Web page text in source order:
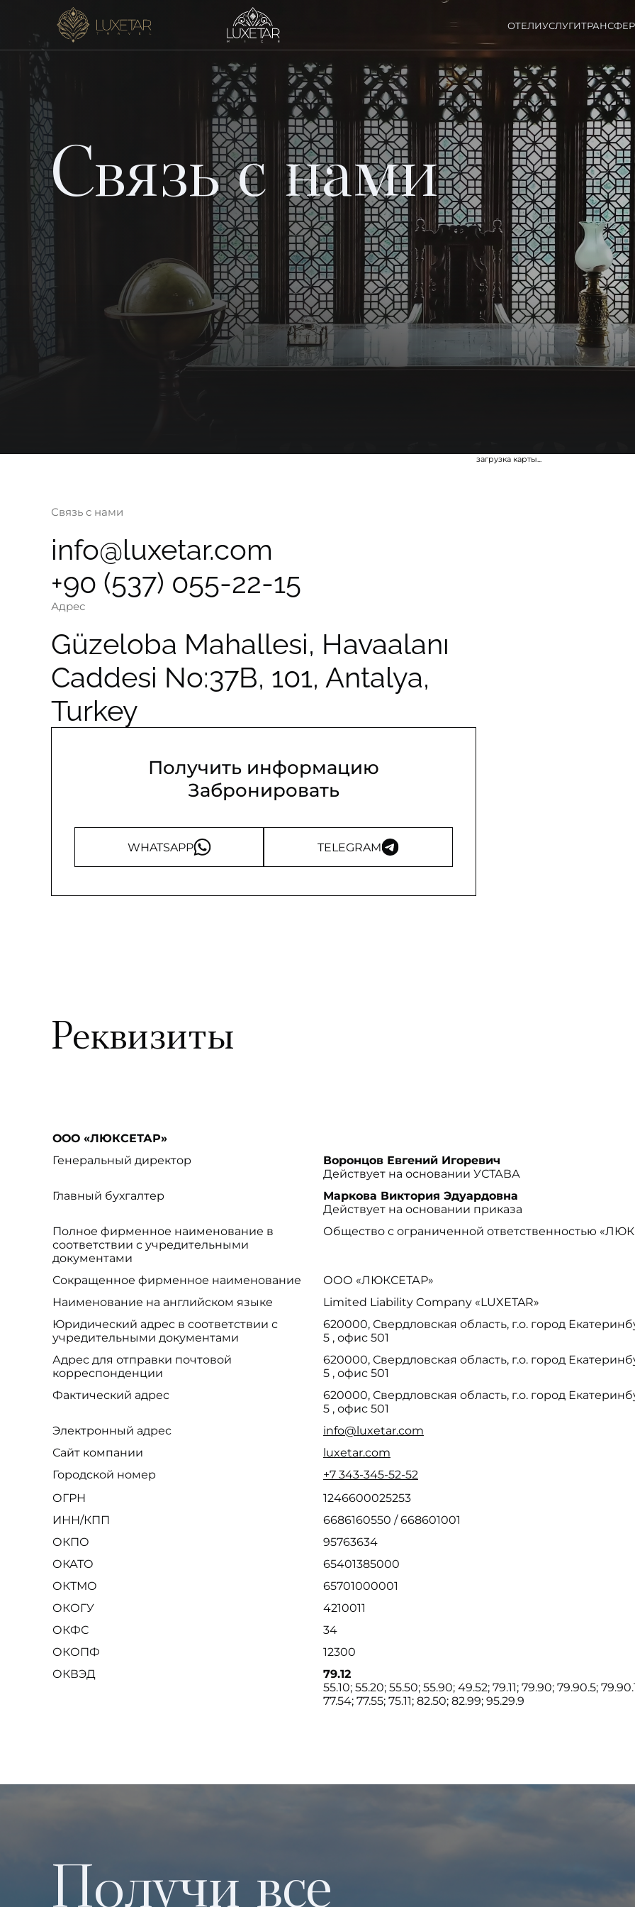
ОТЕЛИУСЛУГИ
Связь с нами
Связь с нами
info@luxetar.com
+90 (537) 055-22-15
Адрес
Güzeloba Mahallesi, Havaalanı
Caddesi No:37B, 101, Antalya,
Turkey
Получить информацию
Забронировать
WHATSAPP TELEGRAM
загрузка карты...
Реквизиты
ООО «ЛЮКСЕТАР»
Генеральный директор
Воронцов Евгений Игоревич
Действует на основании УСТАВА
Главный бухгалтер
Маркова Виктория Эдуардовна
Действует на основании приказа
Полное фирменное наименование в
соответствии с учредительными
документами
Общество с ограниченной ответственностью
Сокращенное фирменное наименование
ООО «ЛЮКСЕТАР»
Наименование на английском языке
Limited Liability Company «LUXETAR»
Юридический адрес в соответствии с
учредительными документами
620000, Свердловская область, г.о. город
5 , офис 501
Адрес для отправки почтовой
корреспонденции
620000, Свердловская область, г.о. город
5 , офис 501
Фактический адрес
620000, Свердловская область, г.о. город
5 , офис 501
Электронный адрес
info@luxetar.com
Сайт компании
luxetar.com
Городской номер
+7 343-345-52-52
ОГРН
1246600025253
ИНН/КПП
6686160550 / 668601001
ОКПО
95763634
ОКАТО
65401385000
ОКТМО
65701000001
ОКОГУ
4210011
ОКФС
34
ОКОПФ
12300
ОКВЭД
79.12
55.10; 55.20; 55.50; 55.90; 49.52; 79.11; 79.90; 79.90.5;
77.54; 77.55; 75.11; 82.50; 82.99; 95.29.9
Получи все